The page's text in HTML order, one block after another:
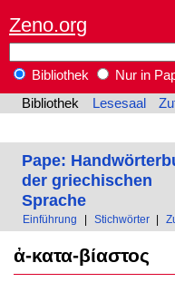
Zeno.org
Bibliothek
Nur in
Bibliothek
Lesesaal
Pape:
der griechischen
Sprache
Einführung Stichwörter
ἀ-κατα-βίαστος